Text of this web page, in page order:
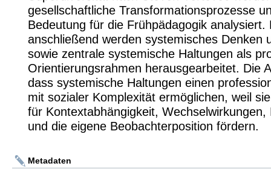
gesellschaftliche Transformationsprozesse
Bedeutung für die Frühpädagogik analysiert.
anschließend werden systemisches Denken
sowie zentrale systemische Haltungen als
Orientierungsrahmen herausgearbeitet. Die
dass systemische Haltungen einen
mit sozialer Komplexität ermöglichen, weil
für Kontextabhängigkeit, Wechselwirkungen,
und die eigene Beobachterposition fördern.
Metadaten